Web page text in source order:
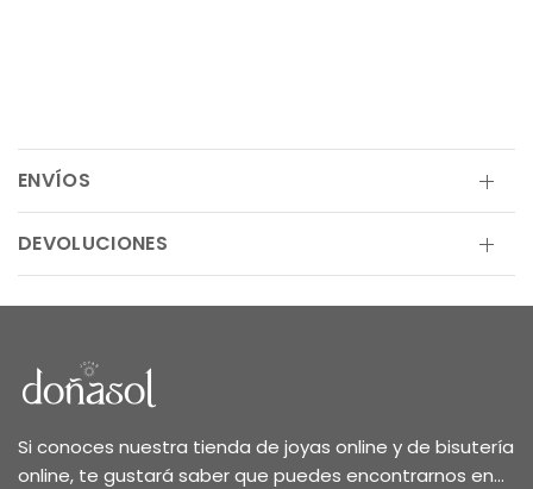
ENVÍOS
DEVOLUCIONES
Si conoces nuestra tienda de joyas online y de bisutería
online, te gustará saber que puedes encontrarnos en...